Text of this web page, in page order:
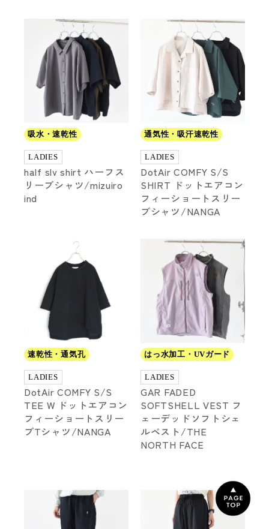
吸水・速乾性
LADIES
half slv shirt ハーフス
リーブシャツ/mizuiro
ind
通気性・吸汗速乾性
LADIES
DotAir COMFY S/S
SHIRT ドットエアコン
フィーショートスリー
ブシャツ/NANGA
速乾性・通気孔
LADIES
DotAir COMFY S/S
TEE W ドットエアコン
フィーショートスリー
ブTシャツ/NANGA
はっ水加工・UVガード
LADIES
GAR FADED
SOFTSHELL VEST フ
ェーデッドソフトシェ
ルベスト/THE
NORTH FACE